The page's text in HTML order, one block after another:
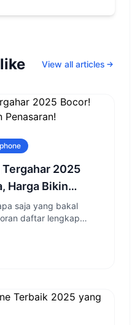
View all articles
Tergahar 2025
Harga Bikin
saja yang bakal
daftar lengkap